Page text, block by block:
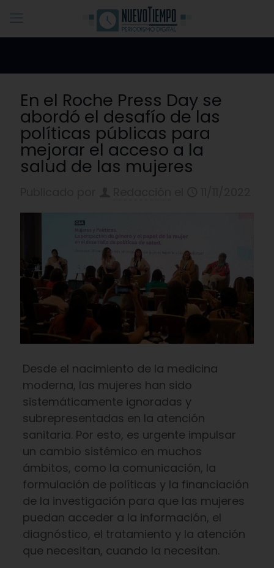
En el Roche Press Day se
abordó el desafío de las
políticas públicas para
mejorar el acceso a la
salud de las mujeres
Desde el nacimiento de la medicina
moderna, las mujeres han sido
sistemáticamente ignoradas y
subrepresentadas en la atención
sanitaria. Por esto, es urgente impulsar
un cambio sistémico en muchos
ámbitos, como la comunicación, la
formulación de políticas y la financiación
de la investigación para que las mujeres
puedan acceder a la información, el
diagnóstico, el tratamiento y la atención
que necesitan, cuando la necesitan.